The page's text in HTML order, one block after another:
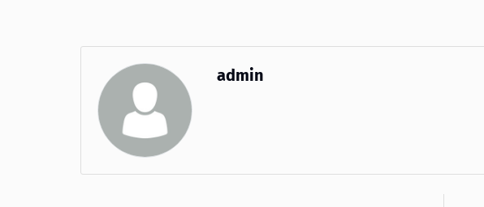
admin